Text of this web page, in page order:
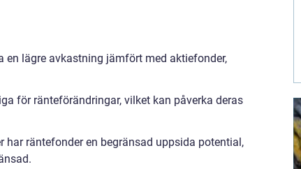
en lägre avkastning jämfört med aktiefonder,
för ränteförändringar, vilket kan påverka deras
räntefonder en begränsad uppsida potential,